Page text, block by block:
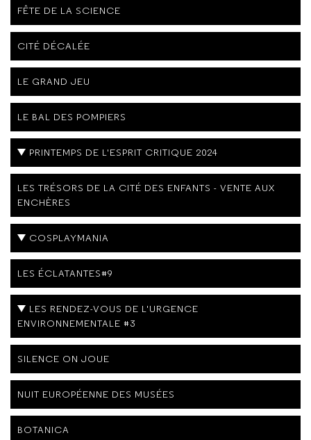
FÊTE DE LA SCIENCE
CITÉ DÉCALÉE
LE GRAND JEU
LE BAL DES POMPIERS
PRINTEMPS DE L'ESPRIT CRITIQUE 2024
LES TRÉSORS DE LA CITÉ DES ENFANTS - VENTE AUX
ENCHÈRES
COSPLAYMANIA
LES ÉCLATANTES#9
LES RENDEZ-VOUS DE L'URGENCE
ENVIRONNEMENTALE #3
SILENCE ON JOUE
NUIT EUROPÉENNE DES MUSÉES
BOTANICA